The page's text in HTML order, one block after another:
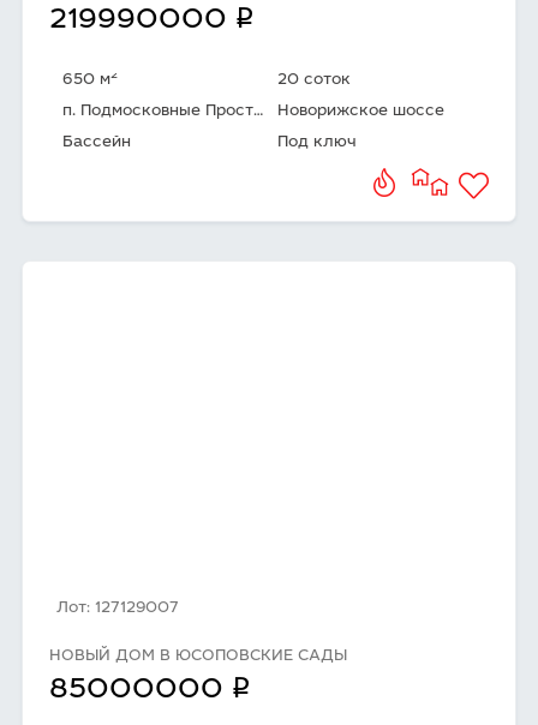
219990000 q
650 м2
20 соток
п. Подмосковные Просторы
Новорижское шоссе
Бассейн
Под ключ
Лот: 127129007
НОВЫЙ ДОМ В ЮСОПОВСКИЕ САДЫ
85000000 q